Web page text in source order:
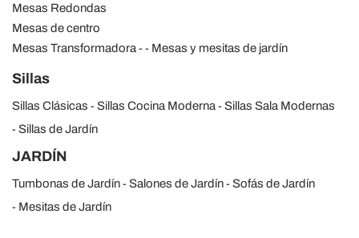
Mesas Redondas
Mesas de centro
Mesas Transformadora
Mesas y mesitas de jardín
Sillas
Sillas Clásicas Sillas Cocina Moderna
Sillas Sala Modernas
Sillas de Jardín
JARDÍN
Tumbonas de Jardín Salones de Jardín
Sofás de Jardín
Mesitas de Jardín